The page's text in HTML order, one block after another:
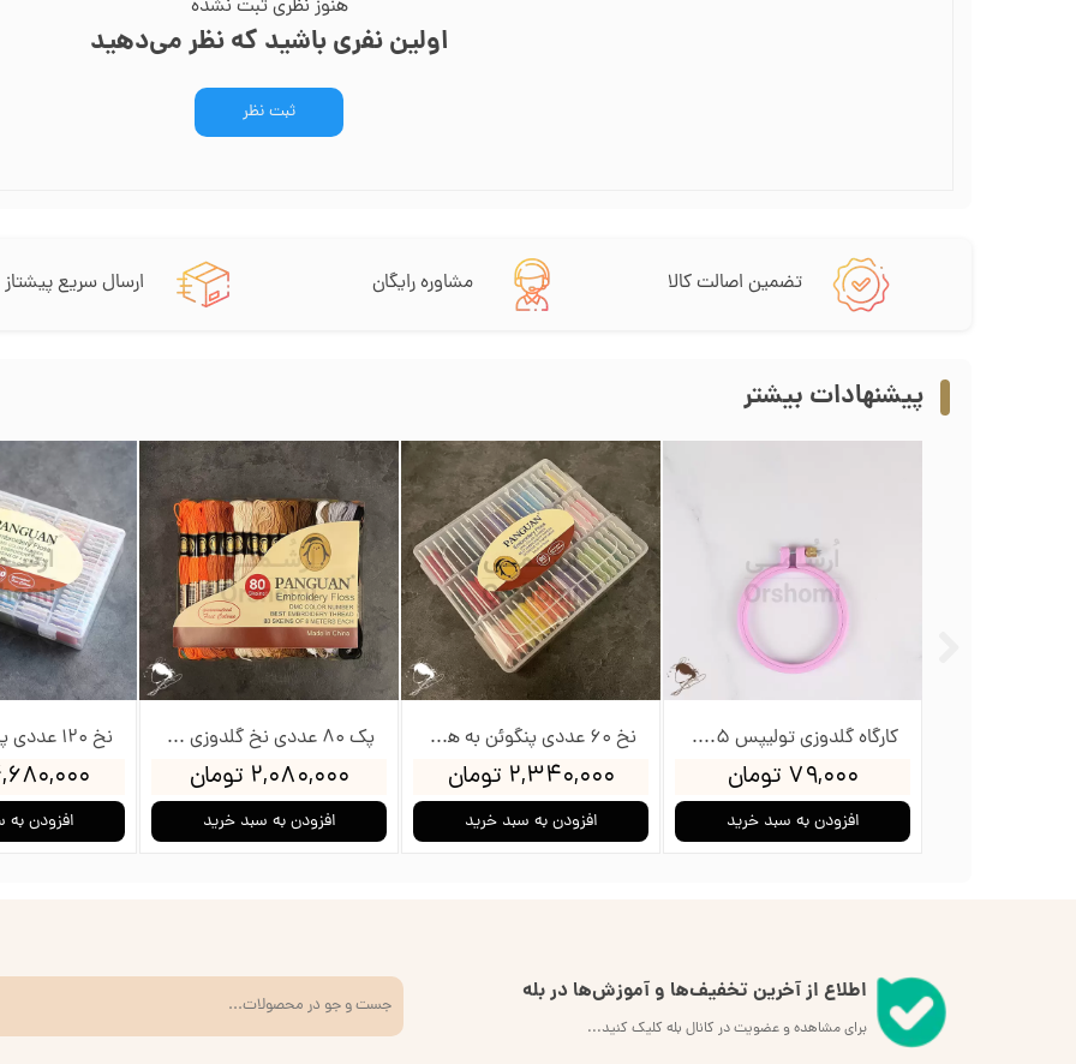
هنوز نظری ثبت نشده
اولین نفری باشید که نظر می‌دهید
ثبت نظر
تضمین اصالت کالا مشاوره رایگان ارسال سریع پیشتاز
۴,۶۸۰,۰۰۰
افزودن
پک 80 عددی نخ گلدوزی پنگوئن
۲,۰۸۰,۰۰۰ تومان
افزودن به سبد خرید
نخ 60 عددی پنگوئن به همراه جعبه و بوبین
۲,۳۴۰,۰۰۰ تومان
افزودن به سبد خرید
کارگاه گلدوزی تولیپس 8.5سانت
۷۹,۰۰۰ تومان
افزودن به سبد خرید
پیشنهادات بیشتر
اطلاع از آخرین تخفیف‌ها و آموزش‌ها در بله
برای مشاهده و عضویت در کانال بله کلیک کنید...